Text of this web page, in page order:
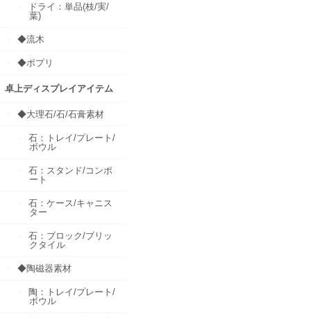
ドライ：単品(枝/実/
葉)
◆流木
◆ポプリ
卓上ディスプレイアイテム
◆大理石/石/石膏素材
石：トレイ/プレート/
ボウル
石：スタンド/コンポ
ート
石：ケース/キャニス
ター
石：ブロック/ブリッ
クタイル
◆陶磁器素材
陶：トレイ/プレート/
ボウル